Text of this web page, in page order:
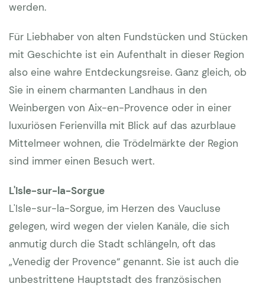
werden.
Für Liebhaber von alten Fundstücken und Stücken
mit Geschichte ist ein Aufenthalt in dieser Region
also eine wahre Entdeckungsreise. Ganz gleich, ob
Sie in einem charmanten Landhaus in den
Weinbergen von Aix-en-Provence oder in einer
luxuriösen Ferienvilla mit Blick auf das azurblaue
Mittelmeer wohnen, die Trödelmärkte der Region
sind immer einen Besuch wert.
L'Isle-sur-la-Sorgue
L'Isle-sur-la-Sorgue, im Herzen des Vaucluse
gelegen, wird wegen der vielen Kanäle, die sich
anmutig durch die Stadt schlängeln, oft das
„Venedig der Provence“ genannt. Sie ist auch die
unbestrittene Hauptstadt des französischen